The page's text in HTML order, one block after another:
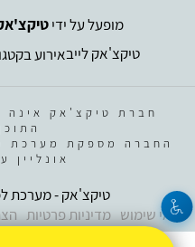
מופעל על ידי
טיקצ'אק לייבאירוע
חברת טיקצ'אק אינה
החברה מספקת מערכת
אונליין
טיקצ'אק - מערכת
תנאי שימוש מדיניות פרטיות